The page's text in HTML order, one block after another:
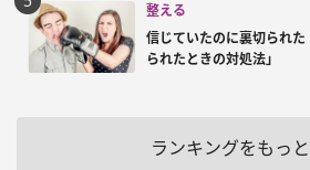
整える
信じていたのに裏切られ
られたときの対処法」
ランキングをもっ